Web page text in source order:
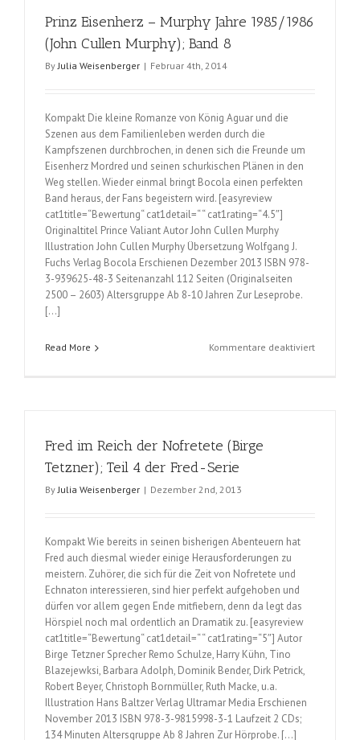
Prinz Eisenherz – Murphy Jahre 1985/1986
(John Cullen Murphy); Band 8
ByJulia Weisenberger | Februar 4th, 2014
Kompakt Die kleine Romanze von König Aguar und die
Szenen aus dem Familienleben werden durch die
Kampfszenen durchbrochen, in denen sich die Freunde um
Eisenherz Mordred und seinen schurkischen Plänen in den
Weg stellen. Wieder einmal bringt Bocola einen perfekten
Band heraus, der Fans begeistern wird. [easyreview
cat1title=“Bewertung“ cat1detail=“ “ cat1rating=“4.5″]
Originaltitel Prince Valiant Autor John Cullen Murphy
Illustration John Cullen Murphy Übersetzung Wolfgang J.
Fuchs Verlag Bocola Erschienen Dezember 2013 ISBN 978-
3-939625-48-3 Seitenanzahl 112 Seiten (Originalseiten
2500 – 2603) Altersgruppe Ab 8-10 Jahren Zur Leseprobe.
[…]
Read More Kommentare deaktiviertfür
Fred im Reich der Nofretete (Birge
Tetzner); Teil 4 der Fred-Serie
ByJulia Weisenberger | Dezember 2nd, 2013
Kompakt Wie bereits in seinen bisherigen Abenteuern hat
Fred auch diesmal wieder einige Herausforderungen zu
meistern. Zuhörer, die sich für die Zeit von Nofretete und
Echnaton interessieren, sind hier perfekt aufgehoben und
dürfen vor allem gegen Ende mitfiebern, denn da legt das
Hörspiel noch mal ordentlich an Dramatik zu. [easyreview
cat1title=“Bewertung“ cat1detail=“ “ cat1rating=“5″] Autor
Birge Tetzner Sprecher Remo Schulze, Harry Kühn, Tino
Blazejewksi, Barbara Adolph, Dominik Bender, Dirk Petrick,
Robert Beyer, Christoph Bornmüller, Ruth Macke, u.a.
Illustration Hans Baltzer Verlag Ultramar Media Erschienen
November 2013 ISBN 978-3-9815998-3-1 Laufzeit 2 CDs;
134 Minuten Altersgruppe Ab 8 Jahren Zur Hörprobe. […]